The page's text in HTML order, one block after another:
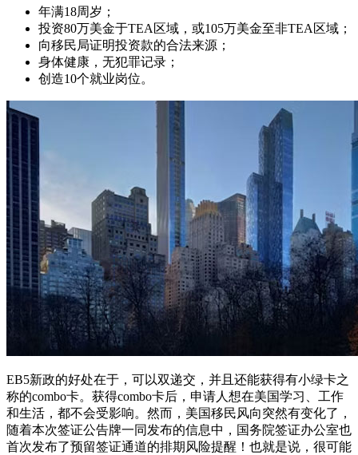
年满18周岁；
投资80万美金于TEA区域，或105万美金至非TEA区域；
向移民局证明投资款的合法来源；
身体健康，无犯罪记录；
创造10个就业岗位。
EB5新政的好处在于，可以双递交，并且还能获得有小绿卡之
称的combo卡。获得combo卡后，申请人想在美国学习、工作
和生活，都不会受影响。然而，美国移民风向突然有变化了，
随着本次签证公告牌一同发布的信息中，国务院签证办公室也
首次发布了预留签证通道的排期风险提醒！也就是说，很可能